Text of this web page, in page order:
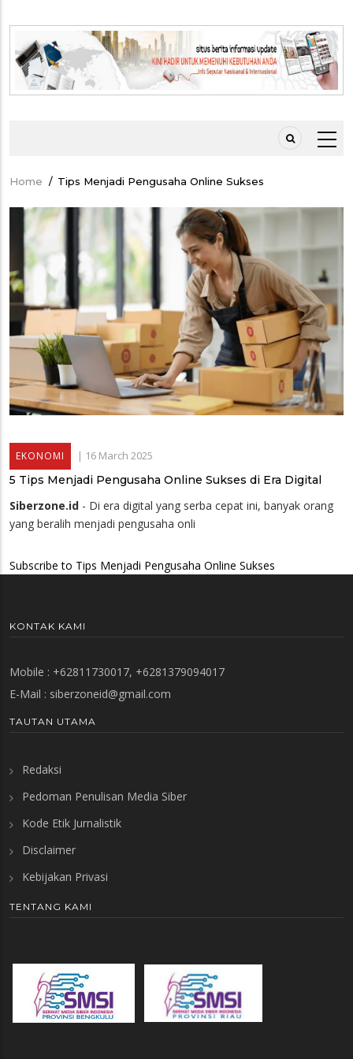
Breadcrumb
Home / Tips Menjadi Pengusaha Online Sukses
EKONOMI | 16 March 2025
5 Tips Menjadi Pengusaha Online Sukses di Era Digital
Siberzone.id - Di era digital yang serba cepat ini, banyak orang
yang beralih menjadi pengusaha onli
Subscribe to Tips Menjadi Pengusaha Online Sukses
KONTAK KAMI
Mobile : +62811730017, +6281379094017
E-Mail : siberzoneid@gmail.com
TAUTAN UTAMA
Redaksi
Pedoman Penulisan Media Siber
Kode Etik Jurnalistik
Disclaimer
Kebijakan Privasi
TENTANG KAMI